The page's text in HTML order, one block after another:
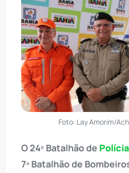
Foto: Lay Amorim/
O 24º Batalhão de
7º Batalhão de